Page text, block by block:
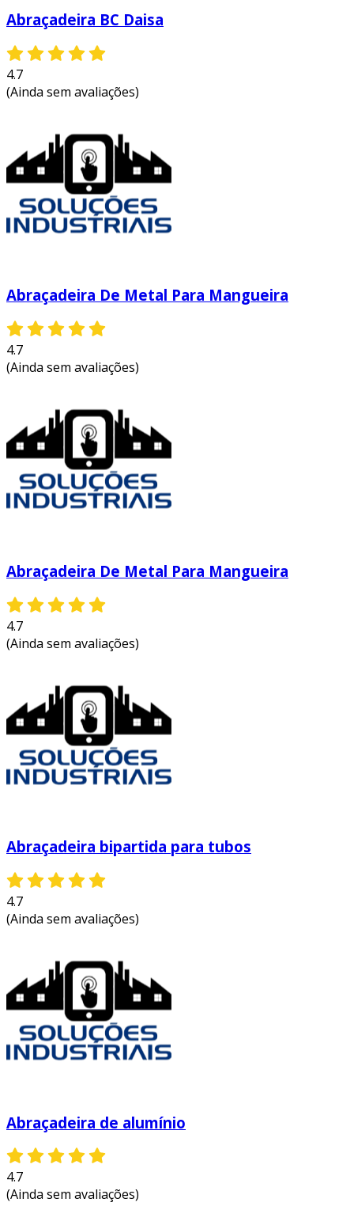
Abraçadeira BC Daisa
4.7
(Ainda sem avaliações)
Abraçadeira De Metal Para Mangueira
4.7
(Ainda sem avaliações)
Abraçadeira De Metal Para Mangueira
4.7
(Ainda sem avaliações)
Abraçadeira bipartida para tubos
4.7
(Ainda sem avaliações)
Abraçadeira de alumínio
4.7
(Ainda sem avaliações)